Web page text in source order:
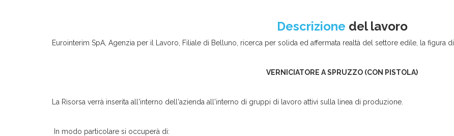
Descrizione del lavoro
Eurointerim SpA, Agenzia per il Lavoro, Filiale di Belluno, ricerca per solida ed affermata realtà del settore edile, la figura di
VERNICIATORE A SPRUZZO (CON PISTOLA)
La Risorsa verrà inserita all'interno dell'azienda all'interno di gruppi di lavoro attivi sulla linea di produzione.
In modo particolare si occuperà di: